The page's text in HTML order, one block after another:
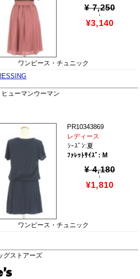
¥ 7,250
↓
¥3,140
ワンピース・チュニック
ューマンウーマン
PR10343869
レディース
ｼｰｽﾞﾝ:夏
ﾌｧﾚｯﾄｻｲｽﾞ: M
¥ 4,180
↓
¥1,810
ワンピース・チュニック
グストアーズ